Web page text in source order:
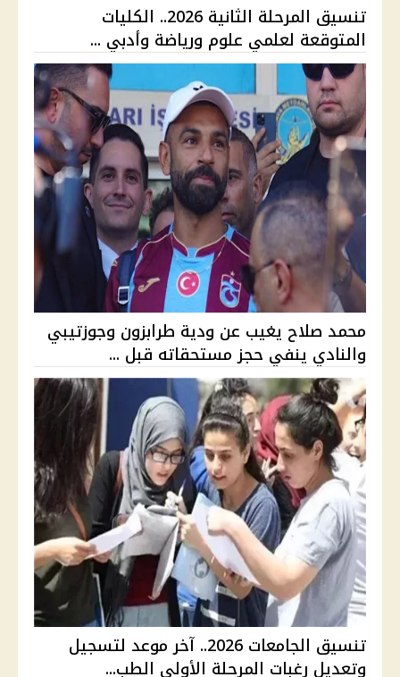
تنسيق المرحلة الثانية 2026.. الكليات
المتوقعة لعلمي علوم ورياضة وأدبي ...
محمد صلاح يغيب عن ودية طرابزون وجوزتيبي
والنادي ينفي حجز مستحقاته قبل ...
تنسيق الجامعات 2026.. آخر موعد لتسجيل
وتعديل رغبات المرحلة الأولى الطب...